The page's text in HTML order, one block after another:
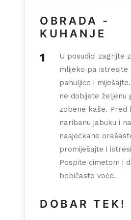
OBRADA -
KUHANJE
U posudici zagrijte
mlijeko pa istresite
pahuljice i
ne dobijete željenu
zobene kaše. Pred
naribanu jabuku i
nasjeckane
promiješajte i
Pospite cimetom i
bobičasto voće.
DOBAR TEK!